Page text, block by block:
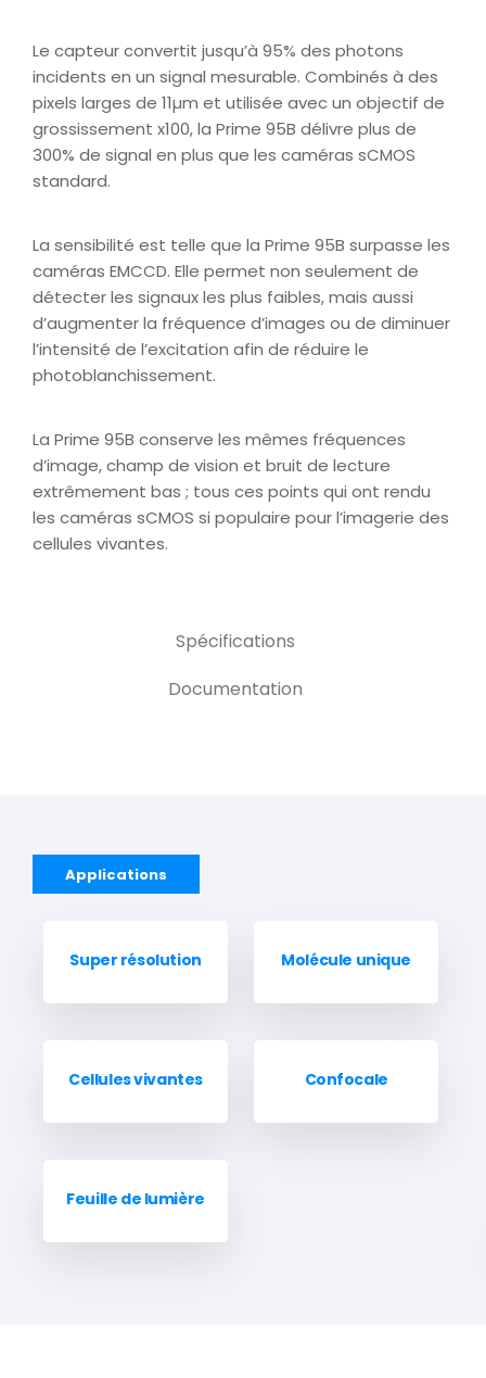
Le capteur convertit jusqu’à 95% des photons
incidents en un signal mesurable. Combinés à des
pixels larges de 11µm et utilisée avec un objectif de
grossissement x100, la Prime 95B délivre plus de
300% de signal en plus que les caméras sCMOS
standard.
La sensibilité est telle que la Prime 95B surpasse les
caméras EMCCD. Elle permet non seulement de
détecter les signaux les plus faibles, mais aussi
d’augmenter la fréquence d’images ou de diminuer
l’intensité de l’excitation afin de réduire le
photoblanchissement.
La Prime 95B conserve les mêmes fréquences
d’image, champ de vision et bruit de lecture
extrêmement bas ; tous ces points qui ont rendu
les caméras sCMOS si populaire pour l’imagerie des
cellules vivantes.
Spécifications
Documentation
Applications
Super résolution Molécule unique
Cellules vivantes Confocale
Feuille de lumière